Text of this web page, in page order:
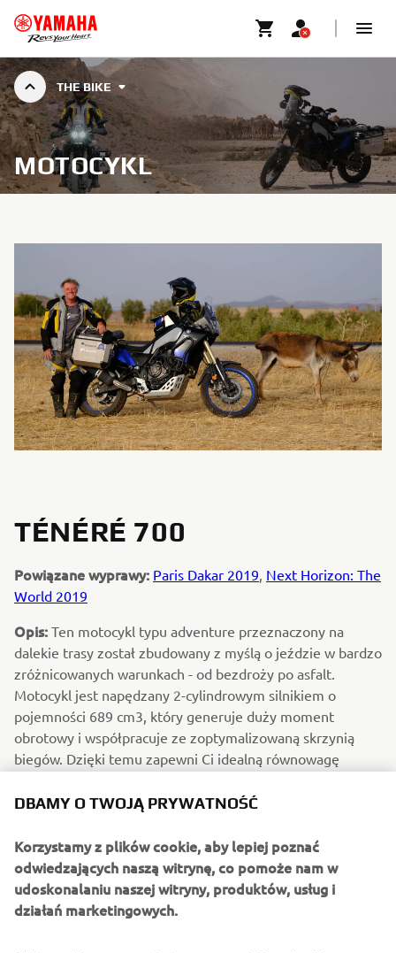
THE BIKE
MOTOCYKL
TÉNÉRÉ 700
Powiązane wyprawy: Paris Dakar 2019, Next Horizon: The
World 2019
Opis: Ten motocykl typu adventure przeznaczony na
dalekie trasy został zbudowany z myślą o jeździe w bardzo
zróżnicowanych warunkach - od bezdroży po asfalt.
Motocykl jest napędzany 2-cylindrowym silnikiem o
pojemności 689 cm3, który generuje duży moment
obrotowy i współpracuje ze zoptymalizowaną skrzynią
biegów. Dzięki temu zapewni Ci idealną równowagę
Kompaktowa, rurowa rama oraz smukłe nadwozie
gwarantują maksymalną zwinność podczas jazdy na
stojąco lub siedząco, a zawieszenie o długim skoku oraz
szprychowe koła zawiozą Cię dokądkolwiek zechcesz. Po
prostu zatankuj i ruszaj.
DBAMY O TWOJĄ PRYWATNOŚĆ
Korzystamy z plików cookie, aby lepiej poznać
odwiedzających naszą witrynę, co pomoże nam w
udoskonalaniu naszej witryny, produktów, usług i
działań marketingowych.